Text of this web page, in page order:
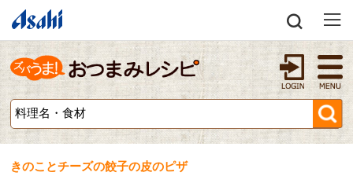
きのことチーズの餃子の皮のピザ